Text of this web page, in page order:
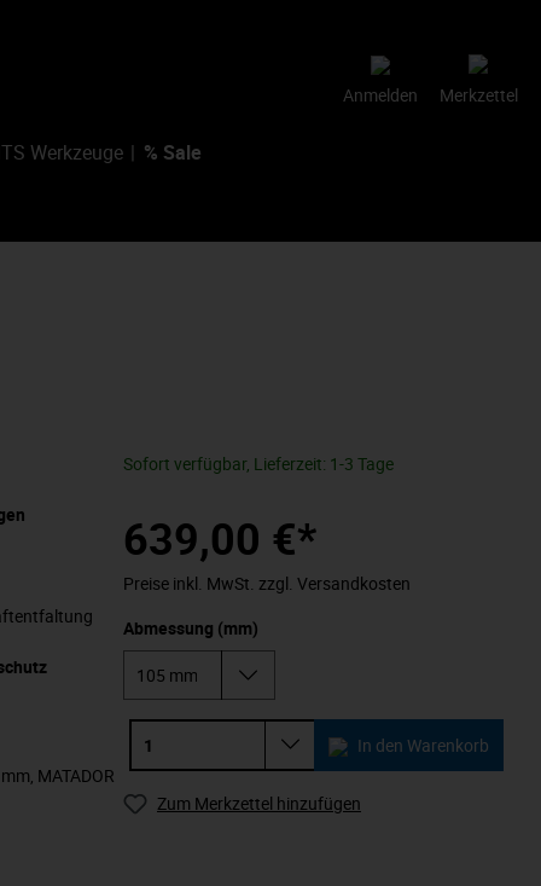
Merkzettel
Anmelden
Werkzeuge % Sale
MATADOR
Sofort verfügbar, Lieferzeit: 1-3 Tage
639,00 €*
Preise inkl. MwSt. zzgl. Versandkosten
Abmessung (mm)
In den Warenkorb
Zum Merkzettel hinzufügen